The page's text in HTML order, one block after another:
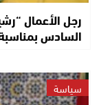
رجل الأعمال
السادس
سياسة